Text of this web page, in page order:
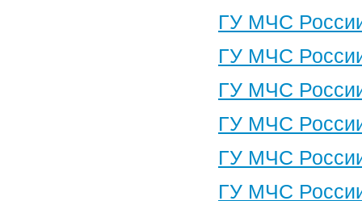
ГУ МЧС
ГУ МЧС
ГУ МЧС
ГУ МЧС
ГУ МЧС
ГУ МЧС